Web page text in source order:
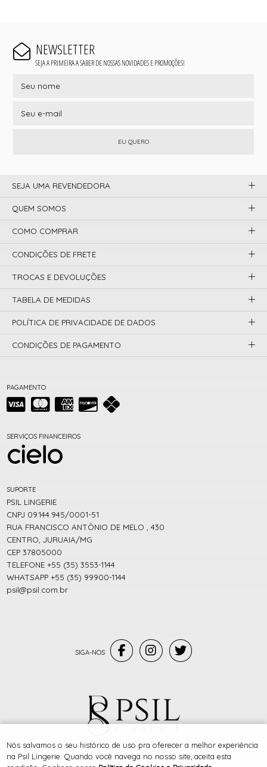
NEWSLETTER
SEJA A PRIMEIRA A SABER DE NOSSAS NOVIDADES E PROMOÇÕES!
EU QUERO
PAGAMENTO
SERVIÇOS FINANCEIROS
SUPORTE
PSIL LINGERIE
CNPJ 09.144.945/0001-51
RUA FRANCISCO ANTÔNIO DE MELO , 430
CENTRO, JURUAIA/MG
CEP 37805000
TELEFONE +55 (35) 3553-1144
WHATSAPP +55 (35) 99900-1144
psil@psil.com.br
SEJA UMA REVENDEDORA
QUEM SOMOS
COMO COMPRAR
CONDIÇÕES DE FRETE
TROCAS E DEVOLUÇÕES
TABELA DE MEDIDAS
POLÍTICA DE PRIVACIDADE DE DADOS
CONDIÇÕES DE PAGAMENTO
® TODOS DIREITOS RESERVADOS
Nós salvamos o seu histórico de uso pra oferecer a melhor experiência
na Psil Lingerie. Quando você navega no nosso site, aceita esta